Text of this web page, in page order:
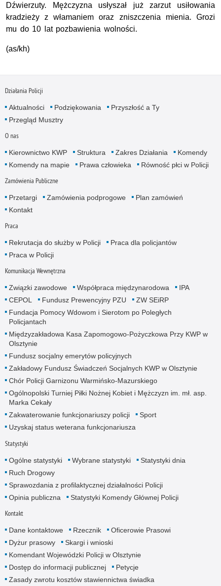
Dźwierzuty. Mężczyzna usłyszał już zarzut usiłowania
kradzieży z włamaniem oraz zniszczenia mienia. Grozi
mu do 10 lat pozbawienia wolności.
(as/kh)
Działania Policji
Aktualności Podziękowania
Przyszłość a Ty
Przegląd Musztry
O nas
Kierownictwo KWP Struktura Zakres Działania
Komendy
Komendy na mapie
Prawa człowieka Równość płci w Policji
Zamówienia Publiczne
Przetargi Zamówienia podprogowe
Plan zamówień
Kontakt
Praca
Rekrutacja do służby w Policji
Praca dla policjantów
Praca w Policji
Komunikacja Wewnętrzna
Związki zawodowe Współpraca międzynarodowa
IPA
CEPOL
Fundusz Prewencyjny PZU
ZW SEiRP
Fundacja Pomocy Wdowom i Sierotom po Poległych
Policjantach
Międzyzakładowa Kasa Zapomogowo-Pożyczkowa Przy KWP w
Olsztynie
Fundusz socjalny emerytów policyjnych
Zakładowy Fundusz Świadczeń Socjalnych KWP w Olsztynie
Chór Policji Garnizonu Warmińsko-Mazurskiego
Ogólnopolski Turniej Piłki Nożnej Kobiet i Mężczyzn im. mł. asp.
Marka Cekały
Zakwaterowanie funkcjonariuszy policji
Sport
Uzyskaj status weterana funkcjonariusza
Statystyki
Ogólne statystyki Wybrane statystyki
Statystyki dnia
Ruch Drogowy
Sprawozdania z profilaktycznej działalności Policji
Opinia publiczna
Statystyki Komendy Głównej Policji
Kontakt
Dane kontaktowe Rzecznik
Oficerowie Prasowi
Dyżur prasowy
Skargi i wnioski
Komendant Wojewódzki Policji w Olsztynie
Dostęp do informacji publicznej
Petycje
Zasady zwrotu kosztów stawiennictwa świadka